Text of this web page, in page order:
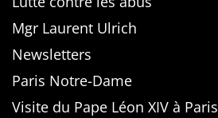
Mgr Laurent Ulrich
Newsletters
Paris Notre-Dame
Visite du Pape Léon XIV à Paris